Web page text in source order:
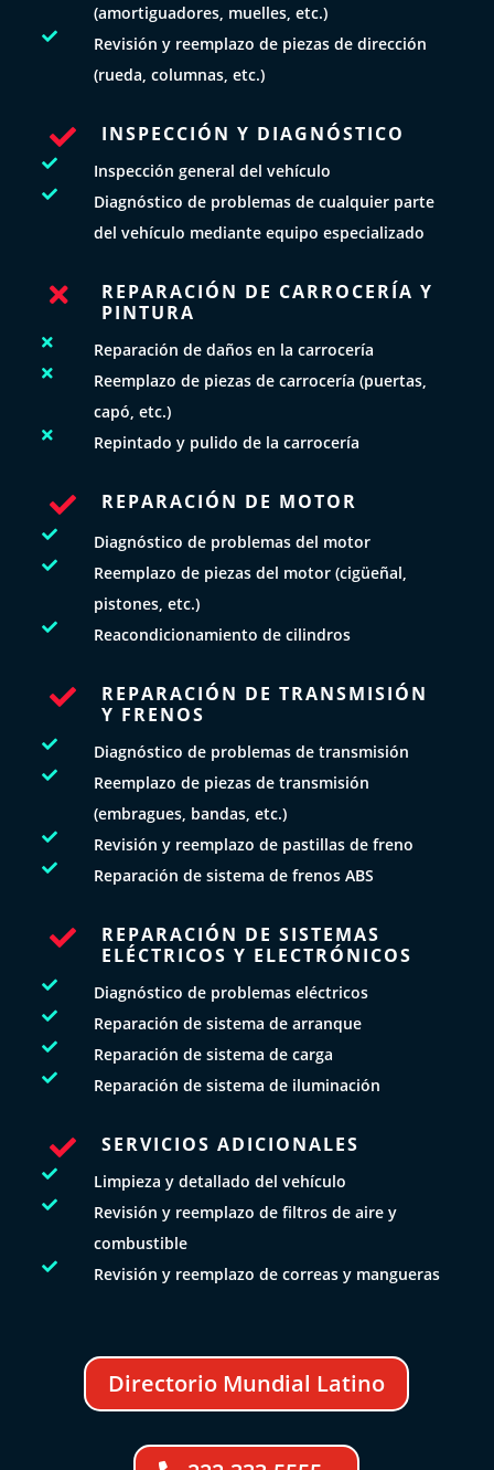
(amortiguadores, muelles, etc.)

Revisión y reemplazo de piezas de dirección
(rueda, columnas, etc.)
 INSPECCIÓN Y DIAGNÓSTICO
 Inspección general del vehículo

Diagnóstico de problemas de cualquier parte
del vehículo mediante equipo especializado

REPARACIÓN DE CARROCERÍA Y
PINTURA
 Reparación de daños en la carrocería

Reemplazo de piezas de carrocería (puertas,
capó, etc.)
 Repintado y pulido de la carrocería
 REPARACIÓN DE MOTOR
 Diagnóstico de problemas del motor

Reemplazo de piezas del motor (cigüeñal,
pistones, etc.)
 Reacondicionamiento de cilindros

REPARACIÓN DE TRANSMISIÓN
Y FRENOS
 Diagnóstico de problemas de transmisión

Reemplazo de piezas de transmisión
(embragues, bandas, etc.)
 Revisión y reemplazo de pastillas de freno
 Reparación de sistema de frenos ABS

REPARACIÓN DE SISTEMAS
ELÉCTRICOS Y ELECTRÓNICOS
 Diagnóstico de problemas eléctricos
 Reparación de sistema de arranque
 Reparación de sistema de carga
 Reparación de sistema de iluminación
 SERVICIOS ADICIONALES
 Limpieza y detallado del vehículo

Revisión y reemplazo de filtros de aire y
combustible
 Revisión y reemplazo de correas y mangueras
Directorio Mundial Latino